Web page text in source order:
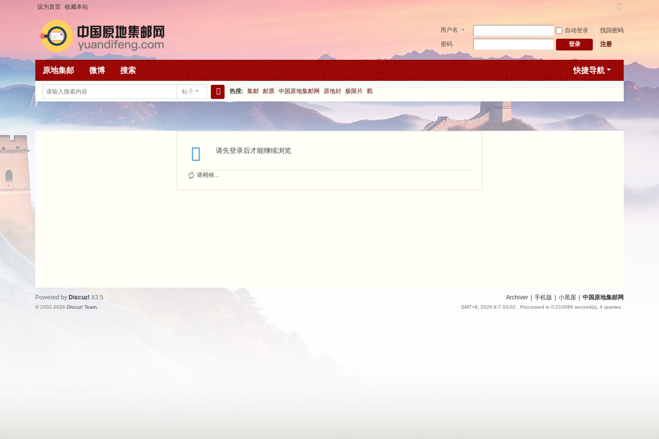
设为首页 收藏本站
到
用户名 自动登录
找回密码
密码
登录 注册
快捷导航
原地集邮 微博 搜索
帖子 热搜: 集邮 邮票 中国原地集邮网 原地封 极限片 戳
请先登录后才能继续浏览
请稍候...
Archiver 手机版 小黑屋 中国原地集邮网
GMT+8, 2026-8-7 03:02 , Processed in 0.010086 second(s), 4 queries .
Powered by Discuz! X3.5
© 2001-2026 Discuz! Team